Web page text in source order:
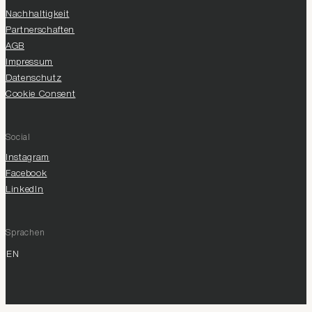
Nachhaltigkeit
Partnerschaften
AGB
Impressum
Datenschutz
Cookie Consent
Social
Instagram
Facebook
LinkedIn
Sprachen
EN